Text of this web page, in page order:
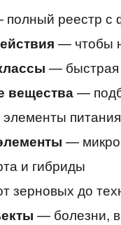
реестр с
— чтобы
— быстрая
вещества—
—
и гибриды
зерновых до
— болезни,